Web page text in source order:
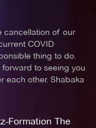
cancellation of our
COVID
thing to do.
to seeing you
each other. Shabaka
Formation The